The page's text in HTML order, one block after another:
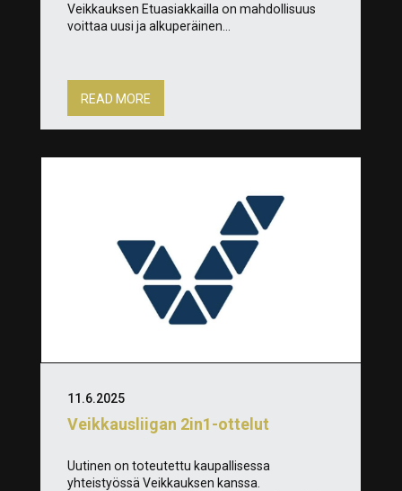
Veikkauksen Etuasiakkailla on mahdollisuus
voittaa uusi ja alkuperäinen...
READ MORE
Veikkausliigan 2in1-ottelut
11.6.2025
Uutinen on toteutettu kaupallisessa
yhteistyössä Veikkauksen kanssa.